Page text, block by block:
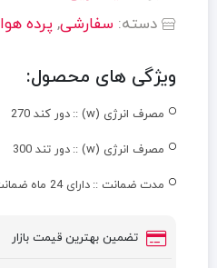
دسته: سفارشی, پرده هوا
ویژگی های محصول:
مصرف انرژی (w) :: دور کند 270
مصرف انرژی (w) :: دور تند 300
مدت ضمانت :: دارای 24 ماه ضمانت و 10 سال خدمات پس از فروش
تضمین بهترین قیمت بازار